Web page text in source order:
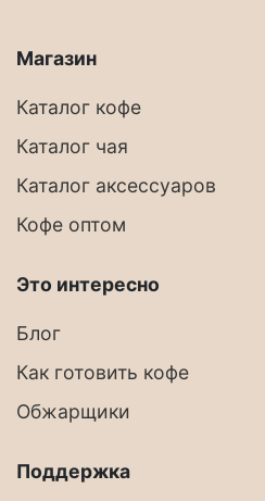
Магазин
Каталог кофе
Каталог чая
Каталог аксессуаров
Кофе оптом
Это интересно
Блог
Как готовить кофе
Обжарщики
Поддержка